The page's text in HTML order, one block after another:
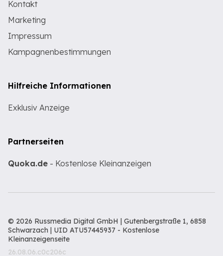
Kontakt
Marketing
Impressum
Kampagnenbestimmungen
Hilfreiche Informationen
Exklusiv Anzeige
Partnerseiten
Quoka.de - Kostenlose Kleinanzeigen
© 2026 Russmedia Digital GmbH | Gutenbergstraße 1, 6858
Schwarzach | UID ATU57445937 - Kostenlose
Kleinanzeigenseite
26.08.06.c0c206c